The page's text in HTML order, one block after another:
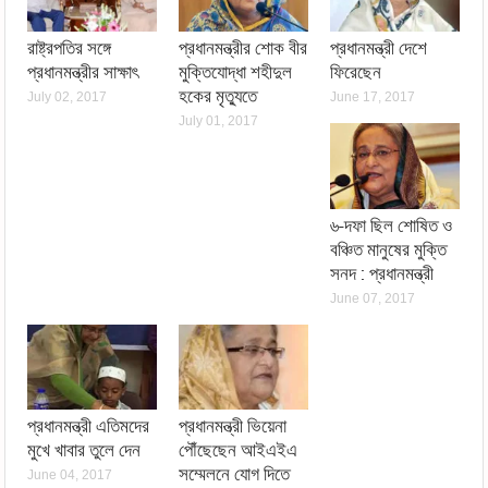
রাষ্ট্রপতির সঙ্গে
প্রধানমন্ত্রীর সাক্ষাৎ
July 02, 2017
প্রধানমন্ত্রীর শোক বীর
মুক্তিযোদ্ধা শহীদুল
হকের মৃত্যুতে
July 01, 2017
প্রধানমন্ত্রী দেশে
ফিরেছেন
June 17, 2017
৬-দফা ছিল শোষিত ও
বঞ্চিত মানুষের মুক্তি
সনদ : প্রধানমন্ত্রী
June 07, 2017
প্রধানমন্ত্রী এতিমদের
মুখে খাবার তুলে দেন
June 04, 2017
প্রধানমন্ত্রী ভিয়েনা
পৌঁছেছেন আইএইএ
সম্মেলনে যোগ দিতে